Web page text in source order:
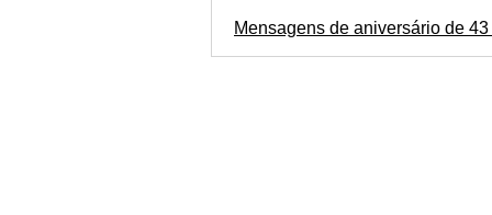
Mensagens de aniversário de